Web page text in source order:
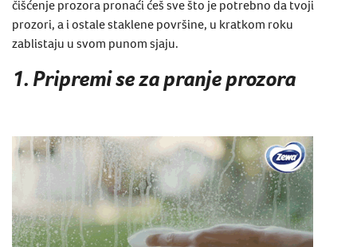
čišćenje prozora pronaći ćeš sve što je potrebno da tvoji
prozor​​i, a i ostale staklene površine, u kratkom roku
zablistaju u svom punom sjaju.
1. Pripremi se za pranje prozora